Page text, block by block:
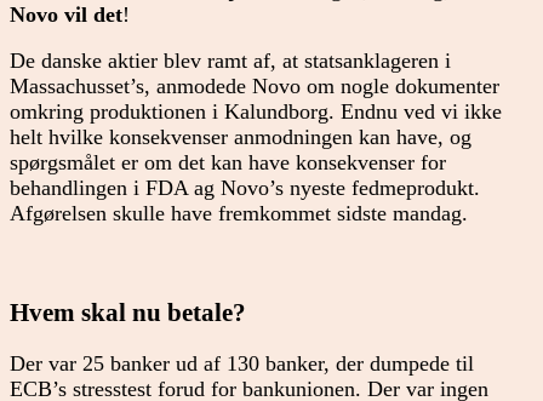
Novo vil det!
De danske aktier blev ramt af, at statsanklageren i
Massachusset’s, anmodede Novo om nogle dokumenter
omkring produktionen i Kalundborg. Endnu ved vi ikke
helt hvilke konsekvenser anmodningen kan have, og
spørgsmålet er om det kan have konsekvenser for
behandlingen i FDA ag Novo’s nyeste fedmeprodukt.
Afgørelsen skulle have fremkommet sidste mandag.
Hvem skal nu betale?
Der var 25 banker ud af 130 banker, der dumpede til
ECB’s stresstest forud for bankunionen. Der var ingen